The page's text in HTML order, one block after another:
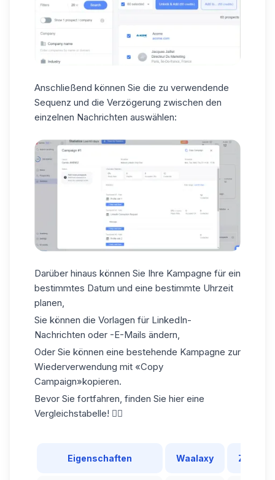
Anschließend können Sie die zu verwendende
Sequenz und die Verzögerung zwischen den
einzelnen Nachrichten auswählen:
Darüber hinaus können Sie Ihre Kampagne für ein
bestimmtes Datum und eine bestimmte Uhrzeit
planen,
Sie können die Vorlagen für LinkedIn-
Nachrichten oder -E-Mails ändern,
Oder Sie können eine bestehende Kampagne zur
Wiederverwendung mit «Copy
Campaign»kopieren.
Bevor Sie fortfahren, finden Sie hier eine
Vergleichstabelle! 👇🏼
Eigenschaften Waalaxy Zaplify